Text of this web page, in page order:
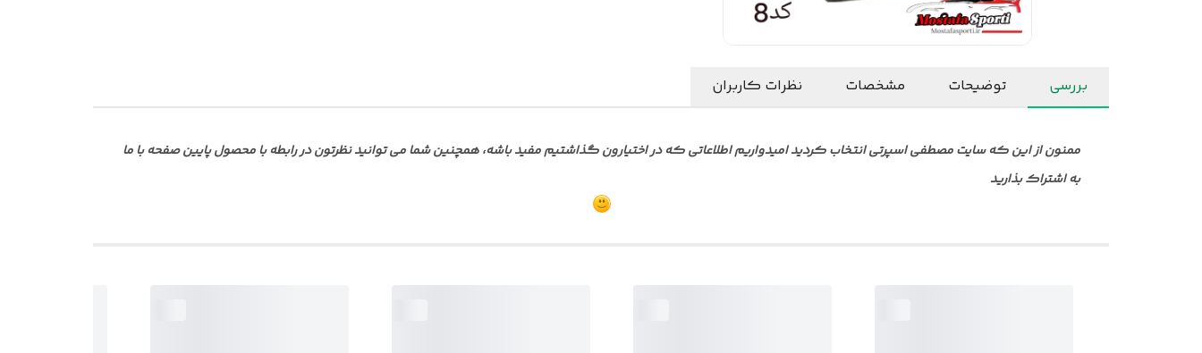
بررسی توضیحات مشخصات نظرات کاربران
ممنون از این که سایت مصطفی اسپرتی انتخاب کردید امیدواریم اطلاعاتی که در اختیارون گذاشتیم مفید باشه، همچنین شما می توانید نظرتون در رابطه با محصول پایین صفحه با ما
به اشتراک بذارید